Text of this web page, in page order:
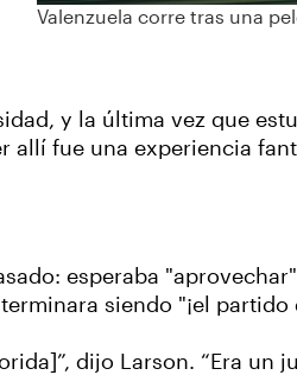
Valenzuela corre tras una
y la última vez que
allí fue una experiencia
esperaba
siendo "¡el
dijo Larson. “Era